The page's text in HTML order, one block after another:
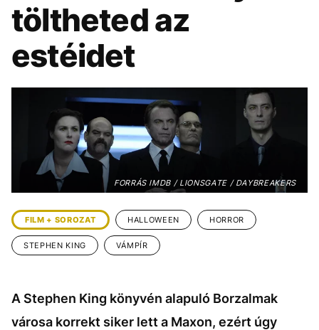
KÖZÉLET
ÉLETMÓD DESIGN
BESZÉLGETÉSEK
VIDEÓ TÖRTÉNETEK
GASZTRO
töltheted az
estéidet
FORRÁS IMDB / LIONSGATE / DAYBREAKERS
FILM + SOROZAT HALLOWEEN HORROR
STEPHEN KING VÁMPÍR
A Stephen King könyvén alapuló Borzalmak
városa korrekt siker lett a Maxon, ezért úgy